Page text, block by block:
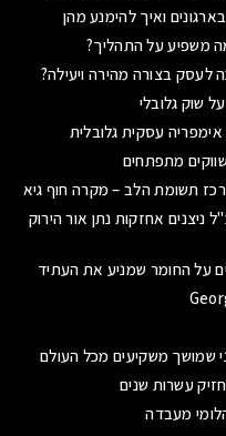
שוק גלובלי
עסקית גלובלית
מתפתחים
תשומת הלב – מקרה חוף גיא
מנכ"ל ניצנים אחזקות נתן אור הירוק
על החומר שמניע את העתיד
עשרות שנים
מעבדה